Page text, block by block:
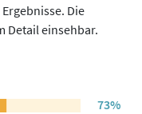
Die
Detail einsehbar.
73%